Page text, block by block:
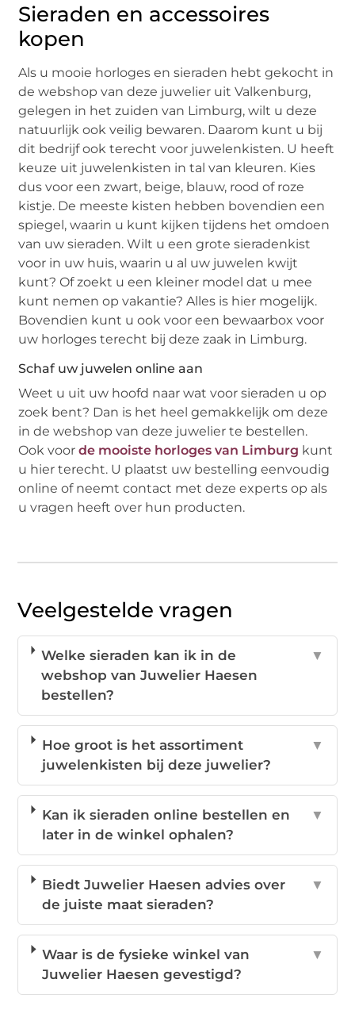
Sieraden en accessoires
kopen
Als u mooie horloges en sieraden hebt gekocht in
de webshop van deze juwelier uit Valkenburg,
gelegen in het zuiden van Limburg, wilt u deze
natuurlijk ook veilig bewaren. Daarom kunt u bij
dit bedrijf ook terecht voor juwelenkisten. U heeft
keuze uit juwelenkisten in tal van kleuren. Kies
dus voor een zwart, beige, blauw, rood of roze
kistje. De meeste kisten hebben bovendien een
spiegel, waarin u kunt kijken tijdens het omdoen
van uw sieraden. Wilt u een grote sieradenkist
voor in uw huis, waarin u al uw juwelen kwijt
kunt? Of zoekt u een kleiner model dat u mee
kunt nemen op vakantie? Alles is hier mogelijk.
Bovendien kunt u ook voor een bewaarbox voor
uw horloges terecht bij deze zaak in Limburg.
Schaf uw juwelen online aan
Weet u uit uw hoofd naar wat voor sieraden u op
zoek bent? Dan is het heel gemakkelijk om deze
in de webshop van deze juwelier te bestellen.
Ook voorde mooiste horloges van Limburg kunt
u hier terecht. U plaatst uw bestelling eenvoudig
online of neemt contact met deze experts op als
u vragen heeft over hun producten.
Veelgestelde vragen
Welke sieraden kan ik in de
webshop van Juwelier Haesen
bestellen?
▼
Hoe groot is het assortiment
juwelenkisten bij deze juwelier?
▼
Kan ik sieraden online bestellen en
later in de winkel ophalen?
▼
Biedt Juwelier Haesen advies over
de juiste maat sieraden?
▼
Waar is de fysieke winkel van
Juwelier Haesen gevestigd?
▼